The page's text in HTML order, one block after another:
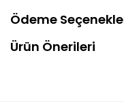
Ödeme
Ürün Önerileri